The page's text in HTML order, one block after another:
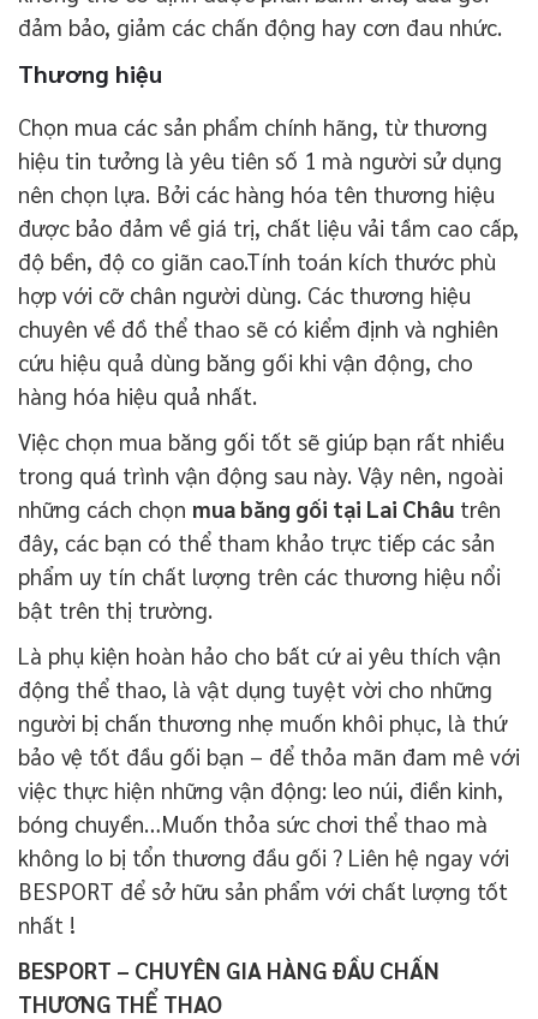
đảm bảo, giảm các chấn động hay cơn đau nhức.
Thương hiệu
Chọn mua các sản phẩm chính hãng, từ thương
hiệu tin tưởng là yêu tiên số 1 mà người sử dụng
nên chọn lựa. Bởi các hàng hóa tên thương hiệu
được bảo đảm về giá trị, chất liệu vải tầm cao cấp,
độ bền, độ co giãn cao.Tính toán kích thước phù
hợp với cỡ chân người dùng. Các thương hiệu
chuyên về đồ thể thao sẽ có kiểm định và nghiên
cứu hiệu quả dùng băng gối khi vận động, cho
hàng hóa hiệu quả nhất.
Việc chọn mua băng gối tốt sẽ giúp bạn rất nhiều
trong quá trình vận động sau này. Vậy nên, ngoài
những cách chọn mua băng gối tại Lai Châu trên
đây, các bạn có thể tham khảo trực tiếp các sản
phẩm uy tín chất lượng trên các thương hiệu nổi
bật trên thị trường.
Là phụ kiện hoàn hảo cho bất cứ ai yêu thích vận
động thể thao, là vật dụng tuyệt vời cho những
người bị chấn thương nhẹ muốn khôi phục, là thứ
bảo vệ tốt đầu gối bạn – để thỏa mãn đam mê với
việc thực hiện những vận động: leo núi, điền kinh,
bóng chuyền…Muốn thỏa sức chơi thể thao mà
không lo bị tổn thương đầu gối ? Liên hệ ngay với
BESPORT để sở hữu sản phẩm với chất lượng tốt
nhất !
BESPORT – CHUYÊN GIA HÀNG ĐẦU CHẤN
THƯƠNG THỂ THAO